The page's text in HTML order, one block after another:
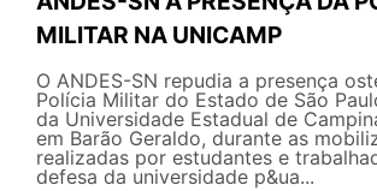
MILITAR NA UNICAMP
O ANDES-SN repudia a presença
Polícia Militar do Estado de São
da Universidade Estadual de
em Barão Geraldo, durante as
realizadas por estudantes e
defesa da universidade p&ua...